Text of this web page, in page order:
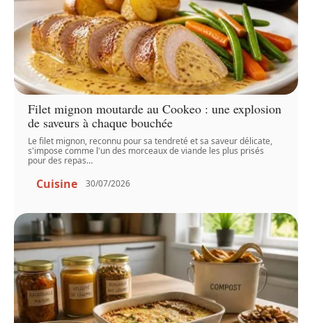
Filet mignon moutarde au Cookeo : une explosion
de saveurs à chaque bouchée
Le filet mignon, reconnu pour sa tendreté et sa saveur délicate,
s'impose comme l'un des morceaux de viande les plus prisés
pour des repas…
Cuisine 30/07/2026